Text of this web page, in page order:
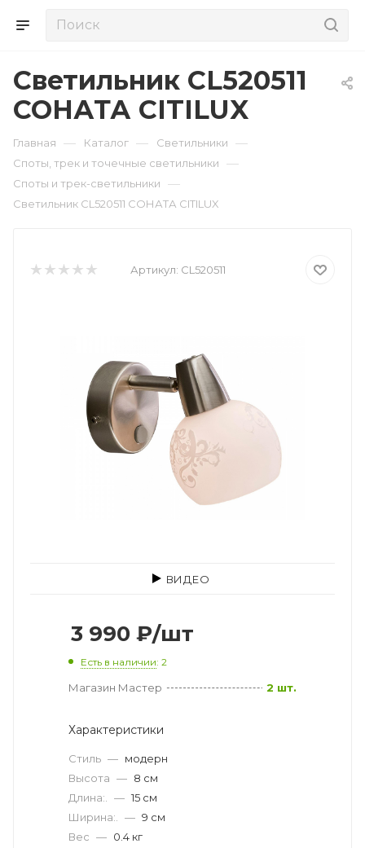
Светильник CL520511
СОНАТА CITILUX
Главная — Каталог — Светильники —
Споты, трек и точечные светильники —
Споты и трек-светильники —
Светильник CL520511 СОНАТА CITILUX
Артикул: CL520511
ВИДЕО
3 990 ₽/шт
Есть в наличии: 2
Магазин Мастер 2 шт.
Характеристики
Стиль — модерн
Высота — 8 см
Длина:.
— 15 см
Ширина:.
— 9 см
Вес — 0.4 кг